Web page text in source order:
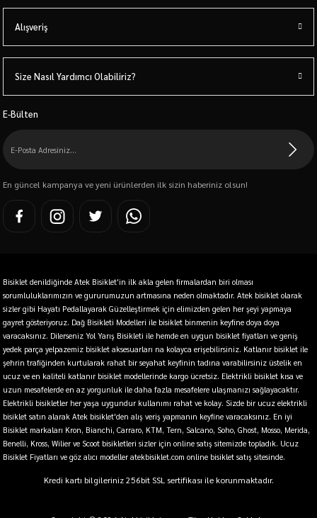
Alışveriş
Size Nasıl Yardımcı Olabiliriz?
E-Bülten
En güncel kampanya ve yeni ürünlerden ilk sizin haberiniz olsun!
Bisiklet denildiğinde Atek Bisiklet'in ilk akla gelen firmalardan biri olması
sorumluluklarımızın ve gururumuzun artmasına neden olmaktadır. Atek bisiklet olarak
sizler gibi Hayatı Pedallayarak Güzelleştirmek için elimizden gelen her şeyi yapmaya
gayret gösteriyoruz. Dağ Bisikleti Modelleri ile bisiklet binmenin keyfine doya doya
varacaksınız. Dilerseniz Yol Yarış Bisikleti ile hemde en uygun bisiklet fiyatları ve geniş
yedek parça yelpazemiz bisiklet aksesuarları na kolayca erişebilirsiniz. Katlanır bisiklet ile
şehrin trafiğinden kurtularak rahat bir seyahat keyfinin tadına varabilirsiniz üstelik en
ucuz ve en kaliteli katlanır bisiklet modellerinde kargo ücretsiz. Elektrikli bisiklet kısa ve
uzun mesafelerde en az yorgunluk ile daha fazla mesafelere ulaşmanızı sağlayacaktır.
Elektrikli bisikletler her yaşa uygundur kullanımı rahat ve kolay. Sizde bir ucuz elektrikli
bisiklet satın alarak Atek bisiklet'den alış veriş yapmanın keyfine varacaksınız. En iyi
Bisiklet markaları Kron, Bianchi, Carraro, KTM, Tern, Salcano, Soho, Ghost, Mosso, Merida,
Benelli, Kross, Wilier ve Scoot bisikletleri sizler için online satış sitemizde topladık. Ucuz
Bisiklet Fiyatları ve göz alıcı modeller atekbisiklet.com online bisiklet satış sitesinde.
Kredi kartı bilgileriniz 256bit SSL sertifikası ile korunmaktadır.